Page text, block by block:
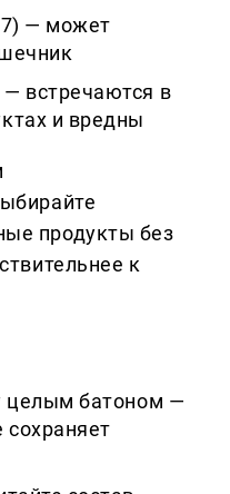
— может
встречаются в
и вредны
продукты без
к
целым батоном —